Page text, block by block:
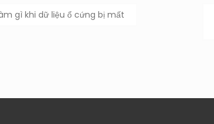
gì khi dữ liệu ổ cứng bị mất